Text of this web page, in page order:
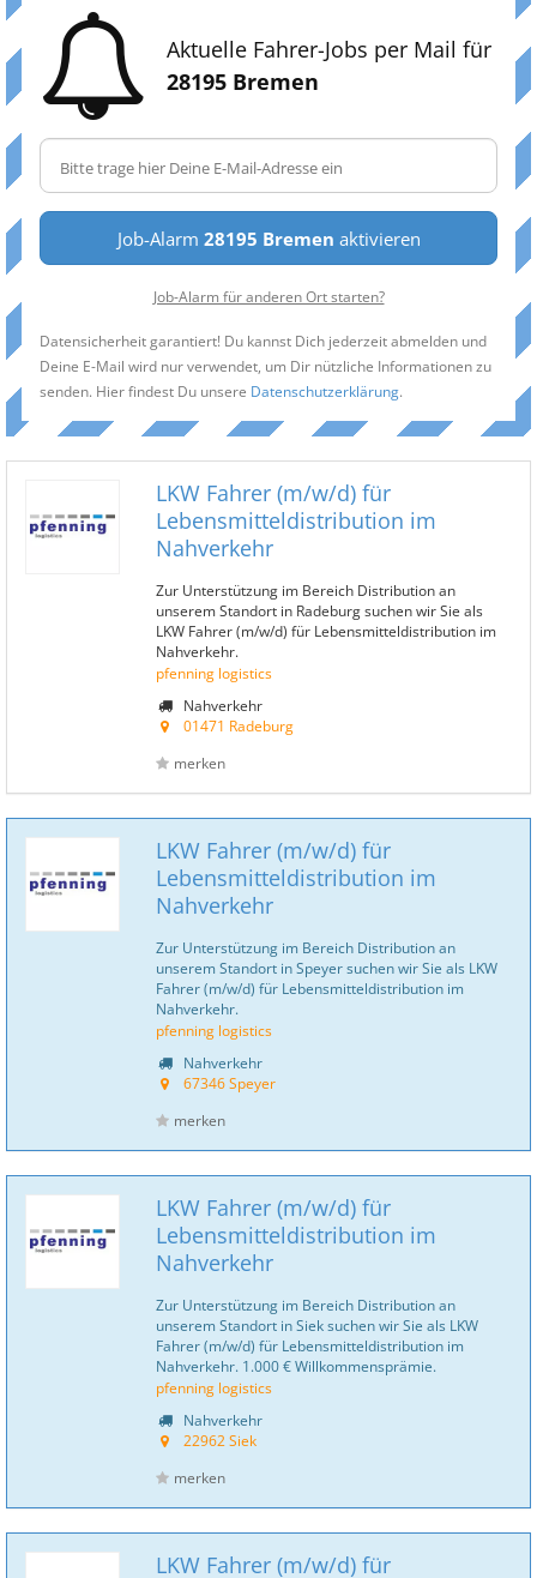
Aktuelle Fahrer-Jobs per Mail für
28195 Bremen
Job-Alarm 28195 Bremen aktivieren
Job-Alarm für anderen Ort starten?
Datensicherheit garantiert! Du kannst Dich jederzeit abmelden und
Deine E-Mail wird nur verwendet, um Dir nützliche Informationen zu
senden. Hier findest Du unsere Datenschutzerklärung.
LKW Fahrer (m/w/d) für
Lebensmitteldistribution im
Nahverkehr
Zur Unterstützung im Bereich Distribution an
unserem Standort in Radeburg suchen wir Sie als
LKW Fahrer (m/w/d) für Lebensmitteldistribution im
Nahverkehr.
pfenning logistics
Nahverkehr
01471 Radeburg
merken
LKW Fahrer (m/w/d) für
Lebensmitteldistribution im
Nahverkehr
Zur Unterstützung im Bereich Distribution an
unserem Standort in Speyer suchen wir Sie als LKW
Fahrer (m/w/d) für Lebensmitteldistribution im
Nahverkehr.
pfenning logistics
Nahverkehr
67346 Speyer
merken
LKW Fahrer (m/w/d) für
Lebensmitteldistribution im
Nahverkehr
Zur Unterstützung im Bereich Distribution an
unserem Standort in Siek suchen wir Sie als LKW
Fahrer (m/w/d) für Lebensmitteldistribution im
Nahverkehr. 1.000 € Willkommensprämie.
pfenning logistics
Nahverkehr
22962 Siek
merken
LKW Fahrer (m/w/d) für